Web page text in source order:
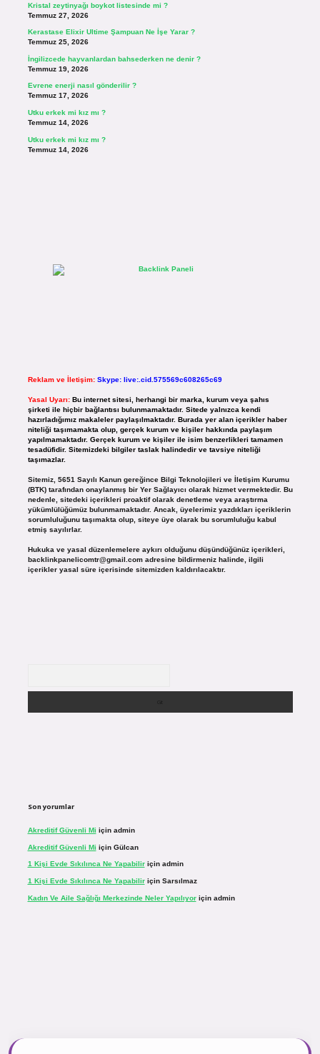
Kristal zeytinyağı boykot listesinde mi ?
Temmuz 27, 2026
Kerastase Elixir Ultime Şampuan Ne İşe Yarar ?
Temmuz 25, 2026
İngilizcede hayvanlardan bahsederken ne denir ?
Temmuz 19, 2026
Evrene enerji nasıl gönderilir ?
Temmuz 17, 2026
Utku erkek mi kız mı ?
Temmuz 14, 2026
Utku erkek mi kız mı ?
Temmuz 14, 2026
Reklam ve İletişim: Skype: live:.cid.575569c608265c69
Yasal Uyarı: Bu internet sitesi, herhangi bir marka, kurum veya şahıs
şirketi ile hiçbir bağlantısı bulunmamaktadır. Sitede yalnızca kendi
hazırladığımız makaleler paylaşılmaktadır. Burada yer alan içerikler haber
niteliği taşımamakta olup, gerçek kurum ve kişiler hakkında paylaşım
yapılmamaktadır. Gerçek kurum ve kişiler ile isim benzerlikleri tamamen
tesadüfidir. Sitemizdeki bilgiler taslak halindedir ve tavsiye niteliği
taşımazlar.
Sitemiz, 5651 Sayılı Kanun gereğince Bilgi Teknolojileri ve İletişim Kurumu
(BTK) tarafından onaylanmış bir Yer Sağlayıcı olarak hizmet vermektedir. Bu
nedenle, sitedeki içerikleri proaktif olarak denetleme veya araştırma
yükümlülüğümüz bulunmamaktadır. Ancak, üyelerimiz yazdıkları içeriklerin
sorumluluğunu taşımakta olup, siteye üye olarak bu sorumluluğu kabul
etmiş sayılırlar.
Hukuka ve yasal düzenlemelere aykırı olduğunu düşündüğünüz içerikleri,
backlinkpanelicomtr@gmail.comadresine bildirmeniz halinde, ilgili
içerikler yasal süre içerisinde sitemizden kaldırılacaktır.
Son yorumlar
Akreditif Güvenli Mi için admin
Akreditif Güvenli Mi için Gülcan
1 Kişi Evde Sıkılınca Ne Yapabiliriçin admin
1 Kişi Evde Sıkılınca Ne Yapabiliriçin Sarsılmaz
Kadın Ve Aile Sağlığı Merkezinde Neler Yapılıyoriçin admin